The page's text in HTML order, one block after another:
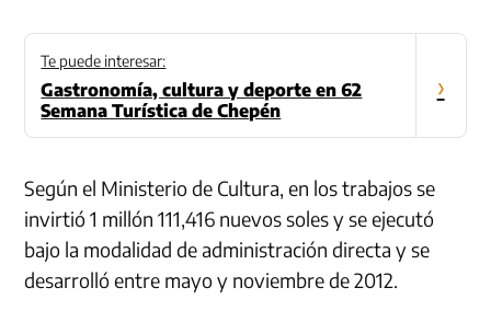
Te puede interesar:
Gastronomía, cultura y deporte en 62
Semana Turística de Chepén
›
Según el Ministerio de Cultura, en los trabajos se
invirtió 1 millón 111,416 nuevos soles y se ejecutó
bajo la modalidad de administración directa y se
desarrolló entre mayo y noviembre de 2012.